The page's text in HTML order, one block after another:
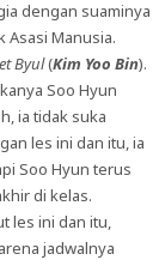
dengan suaminya
Asasi Manusia.
Byul(Kim Yoo Bin).
Soo Hyun
ia tidak suka
les ini dan itu, ia
Soo Hyun terus
di kelas.
les ini dan itu,
jadwalnya